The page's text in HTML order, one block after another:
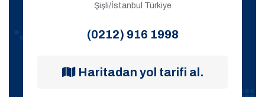
Şişli/İstanbul Türkiye
(0212) 916 1998
Haritadan yol tarifi al.